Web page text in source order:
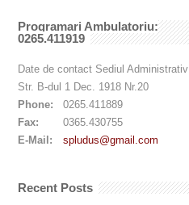
Programari Ambulatoriu:
0265.411919
Date de contact Sediul Administrativ
Str. B-dul 1 Dec. 1918 Nr.20
Phone:
0265.411889
Fax:
0365.430755
E-Mail:
spludus@gmail.com
Recent Posts